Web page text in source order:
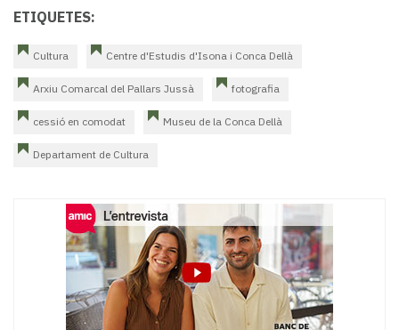
ETIQUETES:
Cultura Centre d'Estudis d'Isona i Conca Dellà
Arxiu Comarcal del Pallars Jussà fotografia
cessió en comodat Museu de la Conca Dellà
Departament de Cultura